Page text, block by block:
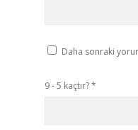
Daha sonraki
9 - 5 kaçtır?*